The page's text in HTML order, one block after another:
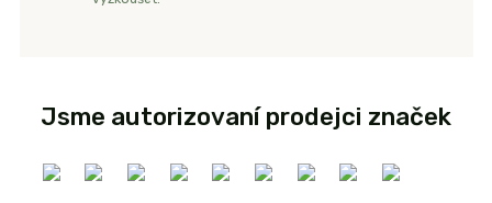
Jsme autorizovaní prodejci značek